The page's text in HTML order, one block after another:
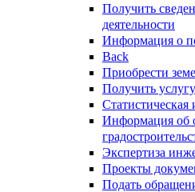
Получить
деятельности
Информация о
Back
Приобрести
Получить
Информация об
Экспертиза
Проекты
Подать